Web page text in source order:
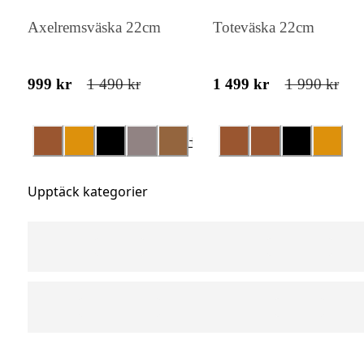
Axelremsväska 22cm
999 kr 1 490 kr
+
Toteväska 22cm
1 499 kr 1 990 kr
Upptäck kategorier